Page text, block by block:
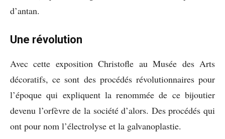
d’antan.
Une révolution
Avec cette exposition Christofle au Musée des Arts
décoratifs, ce sont des procédés révolutionnaires pour
l’époque qui expliquent la renommée de ce bijoutier
devenu l’orfèvre de la société d’alors. Des procédés qui
ont pour nom l’électrolyse et la galvanoplastie.